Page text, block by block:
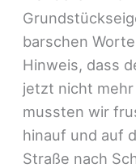
barschen
Hinweis, dass
jetzt nicht
mussten wir
hinauf und auf
Straße nach